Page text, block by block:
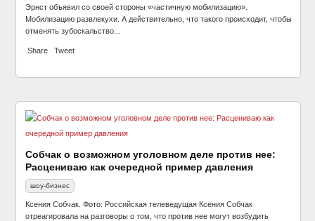
Эрнст объявил со своей стороны «частичную мобилизацию».
Мобилизацию развлекухи. А действительно, что такого происходит, чтобы
отменять зубоскальство...
Share Tweet
Собчак о возможном уголовном деле против нее:
Расцениваю как очередной пример давления
шоу-бизнес
Ксения Собчак. Фото: Российская телеведущая Ксения Собчак
отреагировала на разговоры о том, что против нее могут возбудить